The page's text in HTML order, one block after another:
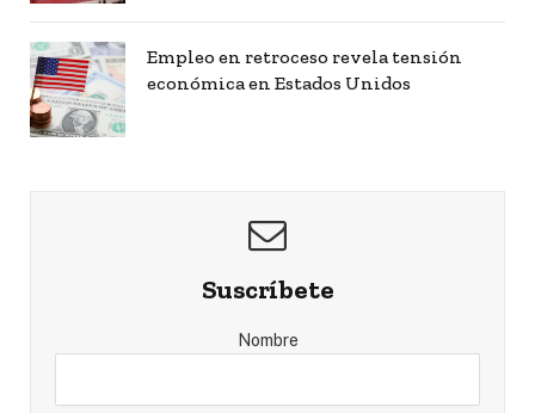
Empleo en retroceso revela tensión
económica en Estados Unidos
Suscríbete
Nombre